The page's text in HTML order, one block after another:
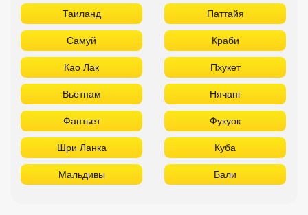
Таиланд Паттайя
Самуй Краби
Као Лак Пхукет
Вьетнам Нячанг
Фантьет Фукуок
Шри Ланка Куба
Мальдивы Бали